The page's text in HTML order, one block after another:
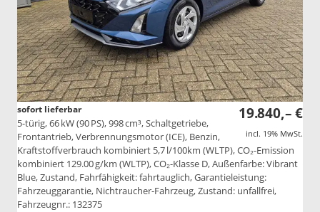
19.840,– €
incl. 19% MwSt.
sofort lieferbar
5-türig, 66 kW (90 PS), 998 cm³, Schaltgetriebe,
Frontantrieb, Verbrennungsmotor (ICE), Benzin,
Kraftstoffverbrauch kombiniert 5,7 l/100km (WLTP), CO₂-Emission
kombiniert 129.00 g/km (WLTP), CO₂-Klasse D, Außenfarbe: Vibrant
Blue, Zustand, Fahrfähigkeit: fahrtauglich, Garantieleistung:
Fahrzeuggarantie, Nichtraucher-Fahrzeug, Zustand: unfallfrei,
Fahrzeugnr.: 132375